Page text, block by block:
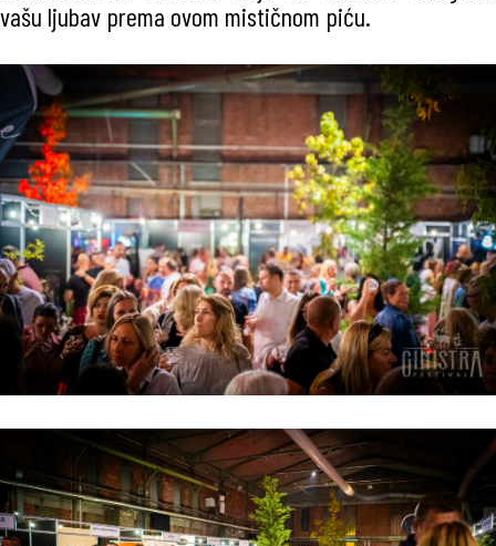
vašu ljubav prema ovom mističnom piću.